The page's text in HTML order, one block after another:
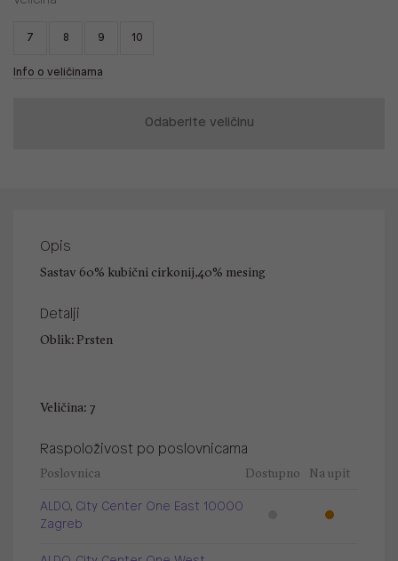
7 8 9 10
Info o veličinama
Odaberite veličinu
Opis
Sastav 60% kubični cirkonij,40% mesing
Detalji
Oblik: Prsten
Veličina: 7
Raspoloživost po poslovnicama
Poslovnica Dostupno Na upit
ALDO, City Center One East 10000
Zagreb